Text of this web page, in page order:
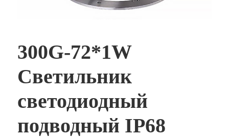
300G-72*1W
Светильник
светодиодный
подводный IP68